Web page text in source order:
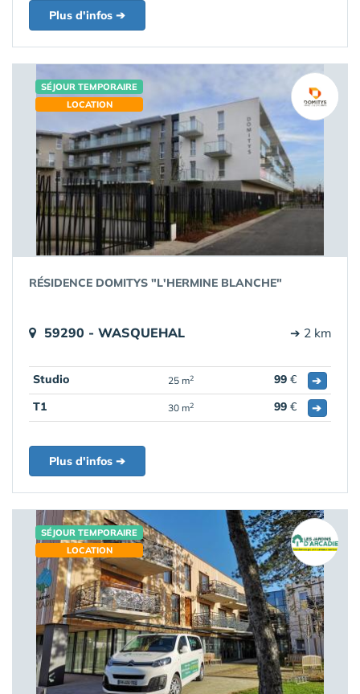
Plus d'infos ➔
SÉJOUR TEMPORAIRE
LOCATION
RÉSIDENCE DOMITYS "L'HERMINE BLANCHE"
59290 - WASQUEHAL ➔ 2 km
Studio 25 m2 99 €
➔
T1
30 m2 99 € ➔
Plus d'infos ➔
SÉJOUR TEMPORAIRE
LOCATION